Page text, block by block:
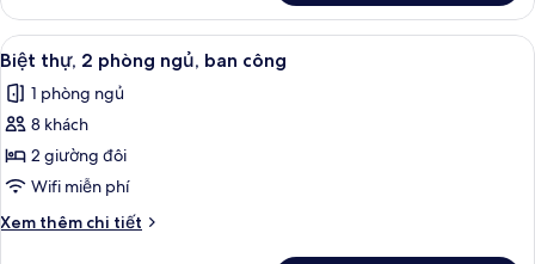
Biệt
thự,
1
phòng
ngủ
Xem
tất
cả
ảnh
Biệt
thự,
2
phòng
Bộ trải giường bằng vải cotton Ai
4
Biệt thự, 2 phòng ngủ, ban công
1 phòng ngủ
8 khách
2 giường đôi
Wifi miễn phí
Xem thêm chi tiết
Chi